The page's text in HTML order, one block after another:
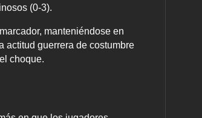
(0-3).
manteniéndose en
actitud guerrera de costumbre
choque.